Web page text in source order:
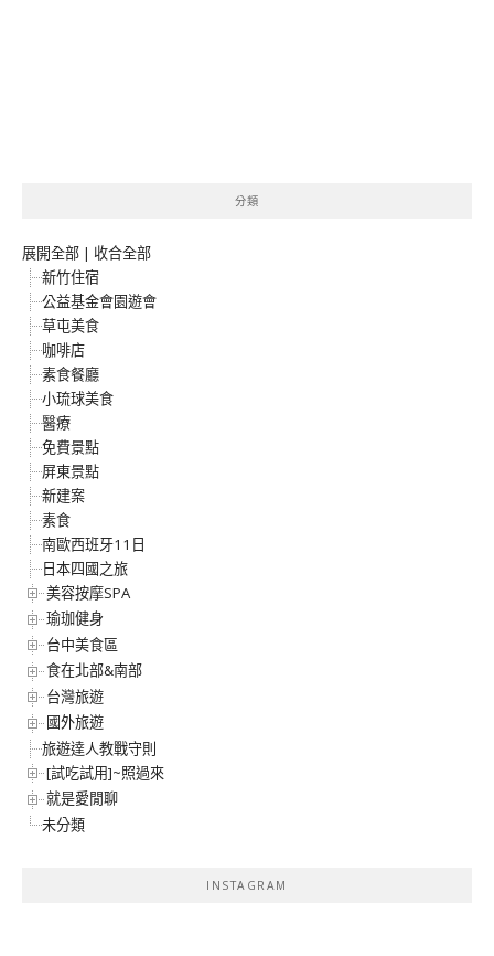
分類
展開全部 | 收合全部
新竹住宿
公益基金會園遊會
草屯美食
咖啡店
素食餐廳
小琉球美食
醫療
免費景點
屏東景點
新建案
素食
南歐西班牙11日
日本四國之旅
美容按摩SPA
瑜珈健身
台中美食區
食在北部&南部
台灣旅遊
國外旅遊
旅遊達人教戰守則
[試吃試用]~照過來
就是愛閒聊
未分類
INSTAGRAM